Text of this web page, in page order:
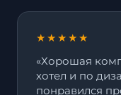
★★★★★
«Хорошая
хотел и по
понравился